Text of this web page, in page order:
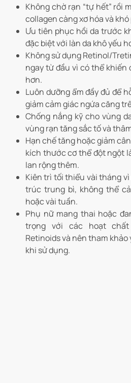
Không chờ rạn “tự hết” rồi
collagen càng xơ hóa và
Ưu tiên phục hồi da trước
đặc biệt với làn da khô yếu
Không sử dụng Retinol/
ngay từ đầu vì có thể khiến
hơn.
Luôn dưỡng ẩm đầy đủ để
giảm cảm giác ngứa căng
Chống nắng kỹ cho vùng
vùng rạn tăng sắc tố và
Hạn chế tăng hoặc giảm
kích thước cơ thể đột ngột
lan rộng thêm.
Kiên trì tối thiểu vài tháng
trúc trung bì, không thể
hoặc vài tuần.
Phụ nữ mang thai hoặc
trọng với các hoạt
Retinoids và nên tham
khi sử dụng.